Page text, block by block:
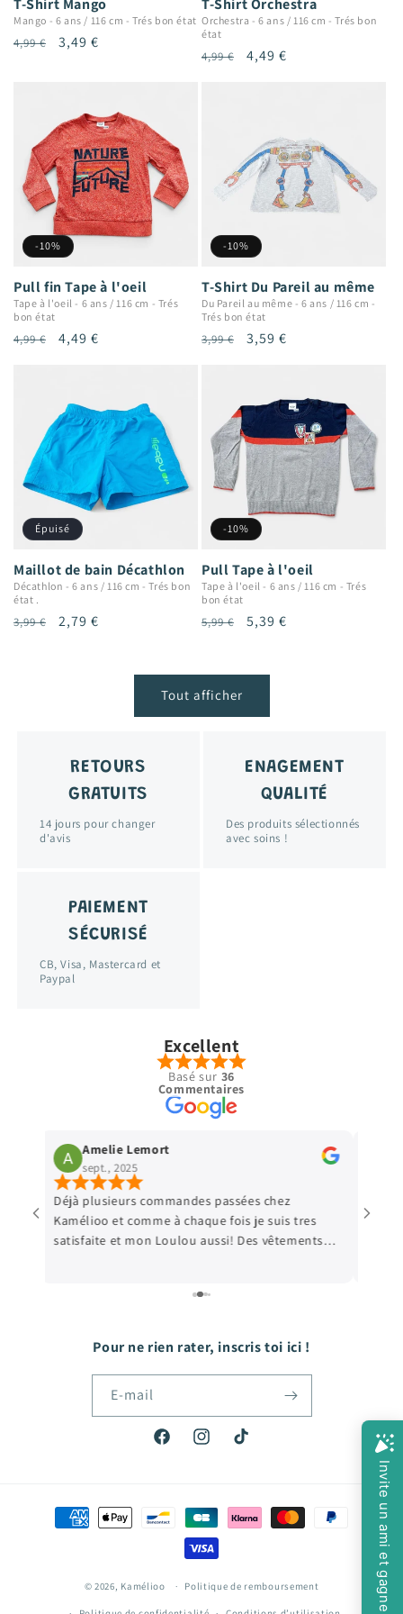
T-Shirt Mango
Mango - 6 ans / 116 cm -Trés bon état
Prix
4,99 €
Prix
3,49 €
T-Shirt Orchestra
Orchestra -6 ans / 116 cm -Trés bon
état
Prix
4,99 €
Prix
4,49 €
-10%
Pull fin Tape à l'oeil
Tape à l'oeil - 6 ans / 116 cm - Trés
bon état
Prix
4,99 €
Prix
4,49 €
-10%
T-Shirt Du Pareil au même
Du Pareil au même -6 ans / 116 cm -
Trés bon état
Prix
3,99 €
Prix
3,59 €
Épuisé
Maillot de bain Décathlon
Décathlon -6 ans / 116 cm -Trés bon
état .
Prix
3,99 €
Prix
2,79 €
-10%
Pull Tape à l'oeil
Tape à l'oeil - 6 ans / 116 cm - Trés
bon état
Prix
5,99 €
Prix
5,39 €
Tout afficher
RETOURS
GRATUITS
14 jours pour changer
d'avis
ENAGEMENT
QUALITÉ
Des produits sélectionnés
avec soins !
PAIEMENT
SÉCURISÉ
CB, Visa, Mastercard et
Paypal
Excellent
Basé sur 36
Commentaires
Amelie Lemort
sept., 2025
Déjà plusieurs commandes passées chez
Kamélioo et comme à chaque fois je suis tres
satisfaite et mon Loulou aussi! Des vêtements
vite! Hâte de passer ma prochaine commande!
Pour ne rien rater, inscris toi ici !
E-mail
FacebookInstagramTikTok
Moyens
© 2026, Kamélioo Politique de remboursement